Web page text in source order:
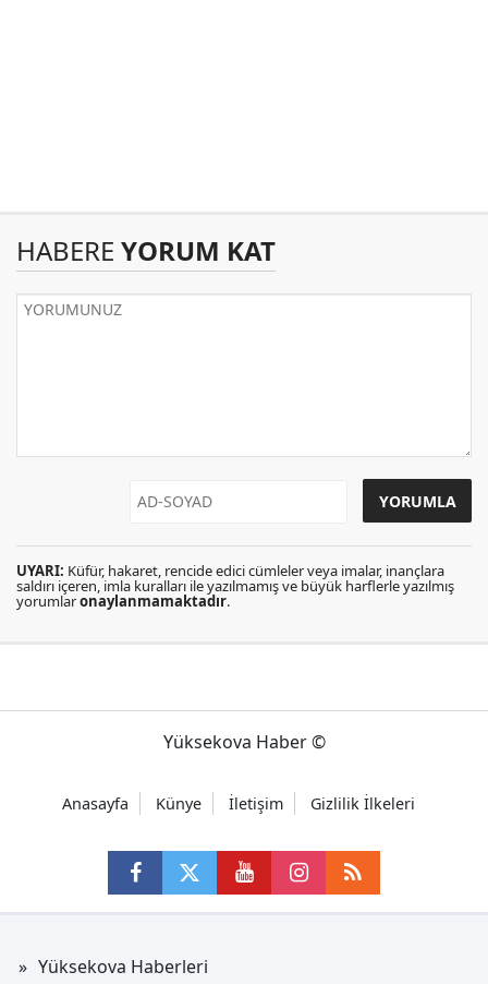
HABERE YORUM KAT
UYARI: Küfür, hakaret, rencide edici cümleler veya imalar, inançlara
saldırı içeren, imla kuralları ile yazılmamış ve büyük harflerle yazılmış
yorumlaronaylanmamaktadır.
Yüksekova Haber ©
Anasayfa Künye İletişim Gizlilik İlkeleri
Yüksekova Haberleri